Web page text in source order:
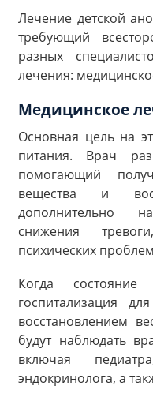
Лечение детской
требующий
разных
лечения:
Медицинское
Основная цель на
питания. Врач
помогающий
вещества и
дополнительно
снижения
психических
Когда состояние
госпитализация
восстановлением
будут наблюдать
включая
эндокринолога, а